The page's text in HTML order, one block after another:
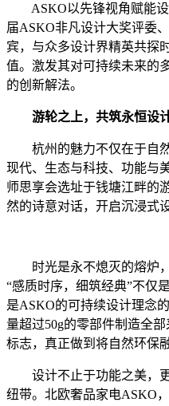
ASKO以先锋视角赋能设
届ASKO非凡设计大奖评委
宾，与众多设计界精英共探
值。激发其对可持续未来的
的创新解法。
游轮之上，共筑永恒设
杭州的魅力不仅在于自然
现代、生态与科技、功能与
师思享会选址于钱塘江畔的
然的诗意对话，开启沉浸式
时光是永不熄灭的熔炉，
“感质时序，细筑经典”不仅
是ASKO的可持续设计理念
量超过50g的零部件制造全
标志，真正做到将自然环保
设计不止于功能之美，更
纽带。北欧奢品家电ASKO